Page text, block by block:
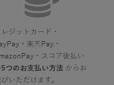
レジットカード・
・楽天Pay・
・スコア後払い
5つのお支払い方法からお
いただけます。